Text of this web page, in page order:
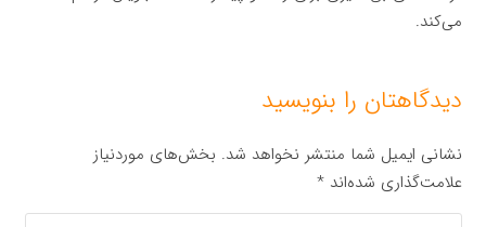
می‌کند.
دیدگاهتان را بنویسید
نشانی ایمیل شما منتشر نخواهد شد. بخش‌های موردنیاز
علامت‌گذاری شده‌اند*